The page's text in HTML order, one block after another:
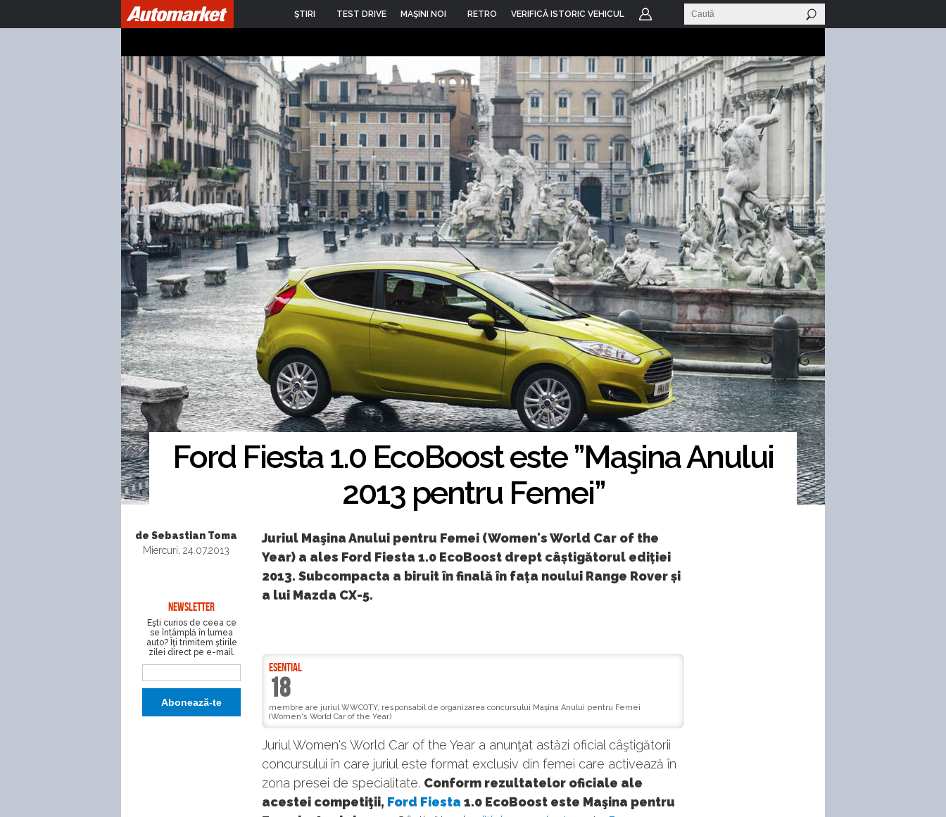
ŞTIRI TEST DRIVE MAŞINI NOI RETRO VERIFICĂ ISTORIC VEHICUL
Ford Fiesta 1.0 EcoBoost este ”Maşina Anului
2013 pentru Femei”
de Sebastian Toma
Miercuri, 24.07.2013
NEWSLETTER
Eşti curios de ceea ce
se întâmplă în lumea
auto? Îţi trimitem ştirile
zilei direct pe e-mail.
Juriul Maşina Anului pentru Femei (Women's World Car of the
Year) a ales Ford Fiesta 1.0 EcoBoost drept câștigătorul ediției
2013. Subcompacta a biruit în finală în fața noului Range Rover și
a lui Mazda CX-5.
ESENTIAL
18
membre are juriul WWCOTY, responsabil de organizarea concursului Maşina Anului pentru Femei
(Women's World Car of the Year)
Juriul Women's World Car of the Year a anunţat astăzi oficial câştigătorii
concursului în care juriul este format exclusiv din femei care activează în
zona presei de specialitate. Conform rezultatelor oficiale ale
acestei competiţii, Ford Fiesta 1.0 EcoBoost este Maşina pentru